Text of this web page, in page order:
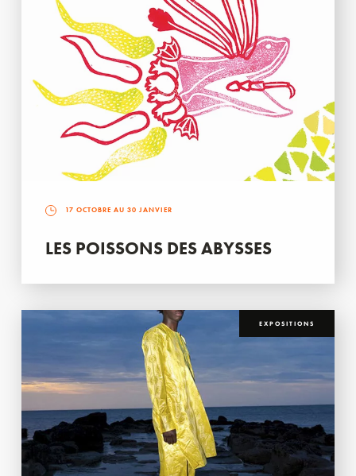
17 OCTOBRE AU 30 JANVIER
LES POISSONS DES ABYSSES
EXPOSITIONS